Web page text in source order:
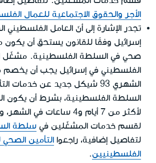
الأجر والحقوق الاجتماعية للعمال
تجدر الإشارة إلى أنّ العامل
إسرائيل وفقًا للقانون يستحق أن يكون
صحي في السلطة الفلسطينية. مشغّل
الفلسطيني في إسرائيل يجب أن يخصم
الشهري 93 شيكل جديد عن خدمات
السلطة الفلسطينية، بشرط أن يكون
لأكثر من 7 أيام و4 ساعات في
لقسم خدمات المشغّلين في سلطة
لتفاصيل إضافية، راجعوا التأمين الصحي
الفلسطينيين.